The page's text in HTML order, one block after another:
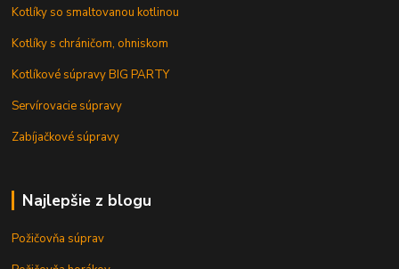
Kotlíky so smaltovanou kotlinou
Kotlíky s chráničom, ohniskom
Kotlíkové súpravy BIG PARTY
Servírovacie súpravy
Zabíjačkové súpravy
Najlepšie z blogu
Požičovňa súprav